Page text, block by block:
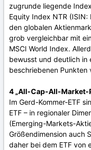
zugrunde liegende
Equity Index NTR
den globalen
grob vergleichbar mit
MSCI World Index.
bewusst und deutlich in
beschriebenen Punkten
4 „All-Cap-All-Market-
Im Gerd-Kommer-ETF
ETF – in regionaler
(Emerging-Markets-
Größendimension auch
daher bei dem ETF von